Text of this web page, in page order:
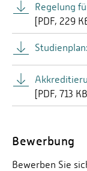
Regelung
[PDF 229
[PDF 713
Bewerbung
Bewerben Sie